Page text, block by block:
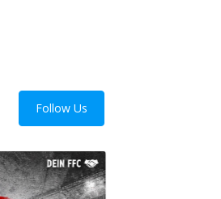
Follow Us